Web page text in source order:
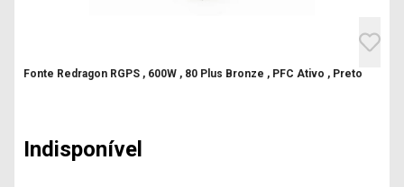
Fonte Redragon RGPS , 600W , 80 Plus Bronze , PFC Ativo , Preto
Indisponível